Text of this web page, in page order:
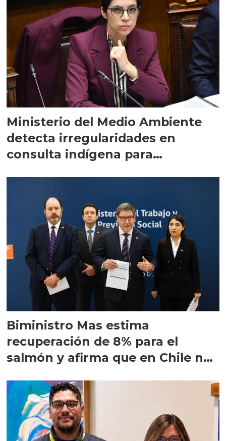
Ministerio del Medio Ambiente
detecta irregularidades en
consulta indígena para
Biministro Mas estima
recuperación de 8% para el
salmón y afirma que en Chile no